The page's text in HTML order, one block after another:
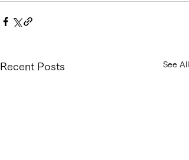
Recent Posts See All